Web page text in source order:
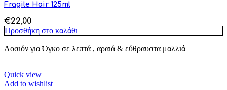
Fragile Hair 125ml
€22,00
Προσθήκη στο καλάθι
Λοσιόν για Όγκο σε λεπτά , αραιά & εύθραυστα μαλλιά
Quick view
Add to wishlist